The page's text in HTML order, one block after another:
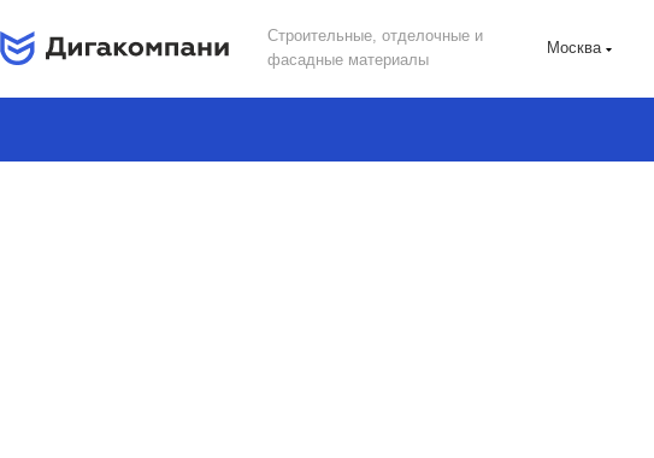
Строительные, отделочные и
фасадные материалы
Москва